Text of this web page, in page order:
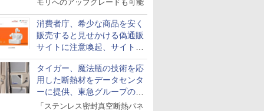
モリへのアップグレードも可能
消費者庁、希少な商品を安く
販売すると見せかける偽通販
サイトに注意喚起、サイト名
とドメイン名を公表
タイガー、魔法瓶の技術を応
用した断熱材をデータセンタ
ーに提供、東急グループの実
証実験で
「ステンレス密封真空断熱パネ